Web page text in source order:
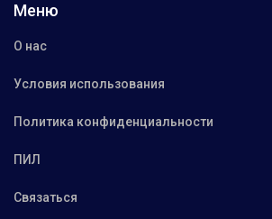
Меню
О нас
Условия использования
Политика конфиденциальности
ПИЛ
Связаться